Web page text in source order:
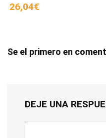
26,04€
Se el primero en
DEJE UNA